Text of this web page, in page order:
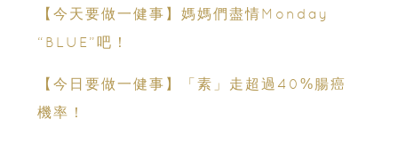
【今天要做一健事】媽媽們盡情Monday
“BLUE”吧！
【今日要做一健事】「素」走超過40%腸癌
機率！